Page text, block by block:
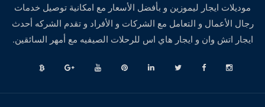
موديلات ايجار ليموزين و بأفضل الأسعار مع امكانية توصيل خدمات
رجال الأعمال و التعامل مع الشركات و الأفراد و تقدم الشركه أحدث
ايجار اتش وان و ايجار هاي اس للرحلات الصيفيه مع أمهر السائقين.